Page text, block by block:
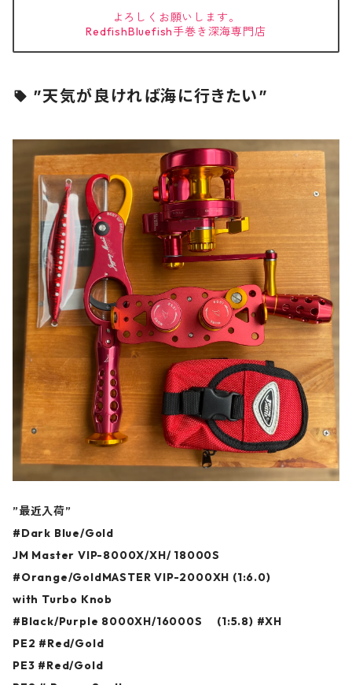
よろしくお願いします。
RedfishBluefish手巻き深海専門店
”天気が良ければ海に行きたい”
”最近入荷”
#Dark Blue/Gold
JM Master VIP-8000X/XH/ 18000S
#Orange/GoldMASTER VIP-2000XH (1:6.0)
with Turbo Knob
#Black/Purple 8000XH/16000S (1:5.8) #XH
PE2 #Red/Gold
PE3 #Red/Gold